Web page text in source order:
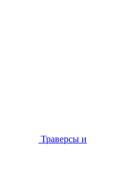
Траверсы и